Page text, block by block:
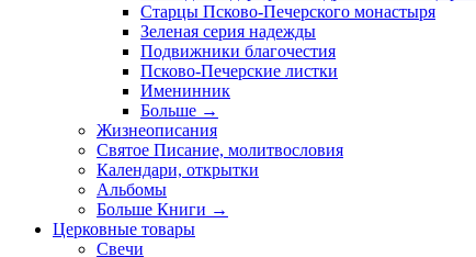
Старцы Псково-Печерского монастыря
Зеленая серия надежды
Подвижники благочестия
Псково-Печерские листки
Именинник
Больше →
Жизнеописания
Святое Писание, молитвословия
Календари, открытки
Альбомы
Больше Книги →
Церковные товары
Свечи